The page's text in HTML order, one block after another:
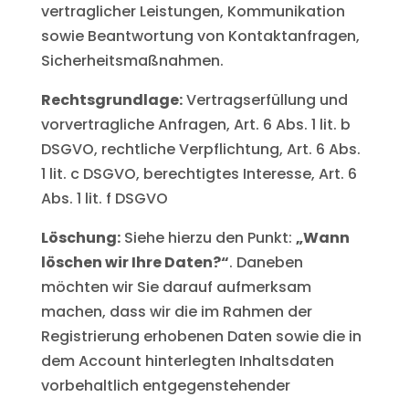
vertraglicher Leistungen, Kommunikation
sowie Beantwortung von Kontaktanfragen,
Sicherheitsmaßnahmen.
Rechtsgrundlage:Vertragserfüllung und
vorvertragliche Anfragen, Art. 6 Abs. 1 lit. b
DSGVO, rechtliche Verpflichtung, Art. 6 Abs.
1 lit. c DSGVO, berechtigtes Interesse, Art. 6
Abs. 1 lit. f DSGVO
Löschung:Siehe hierzu den Punkt: „Wann
löschen wir Ihre Daten?“. Daneben
möchten wir Sie darauf aufmerksam
machen, dass wir die im Rahmen der
Registrierung erhobenen Daten sowie die in
dem Account hinterlegten Inhaltsdaten
vorbehaltlich entgegenstehender